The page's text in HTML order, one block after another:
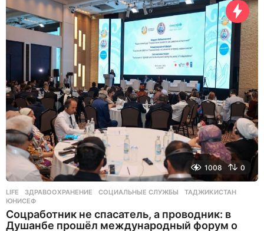
я
а
1008 0
LIFE ЗДРАВООХРАНЕНИЕ ,СОЦИАЛЬНЫЕ СЛУЖБЫ ,ТАДЖИКИСТАН
ЮНИСЕФ
Соцработник не спасатель, а проводник: в
Душанбе прошёл международный форум о